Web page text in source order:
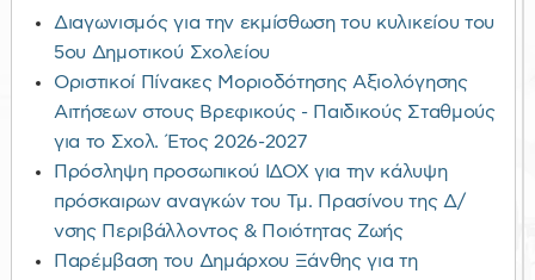
Διαγωνισμός για την εκμίσθωση του κυλικείου του
5ου Δημοτικού Σχολείου
Οριστικοί Πίνακες Μοριοδότησης Αξιολόγησης
Αιτήσεων στους Βρεφικούς - Παιδικούς Σταθμούς
για το Σχολ. Έτος 2026-2027
Πρόσληψη προσωπικού ΙΔΟΧ για την κάλυψη
πρόσκαιρων αναγκών του Τμ. Πρασίνου της Δ/
νσης Περιβάλλοντος & Ποιότητας Ζωής
Παρέμβαση του Δημάρχου Ξάνθης για τη